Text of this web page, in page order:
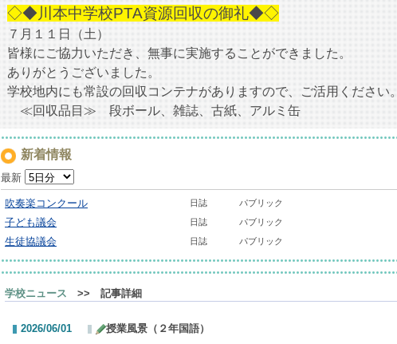
◇◆川本中学校PTA資源回収の御礼◆◇
７月１１日（土）
皆様にご協力いただき、無事に実施することができました。
ありがとうございました。
学校地内にも常設の回収コンテナがありますので、ご活用ください。
≪回収品目≫ 段ボール、雑誌、古紙、アルミ缶
新着情報
最新
吹奏楽コンクール 日誌 パブリック
子ども議会 日誌 パブリック
生徒協議会 日誌 パブリック
学校ニュース >> 記事詳細
2026/06/01 授業風景（２年国語）